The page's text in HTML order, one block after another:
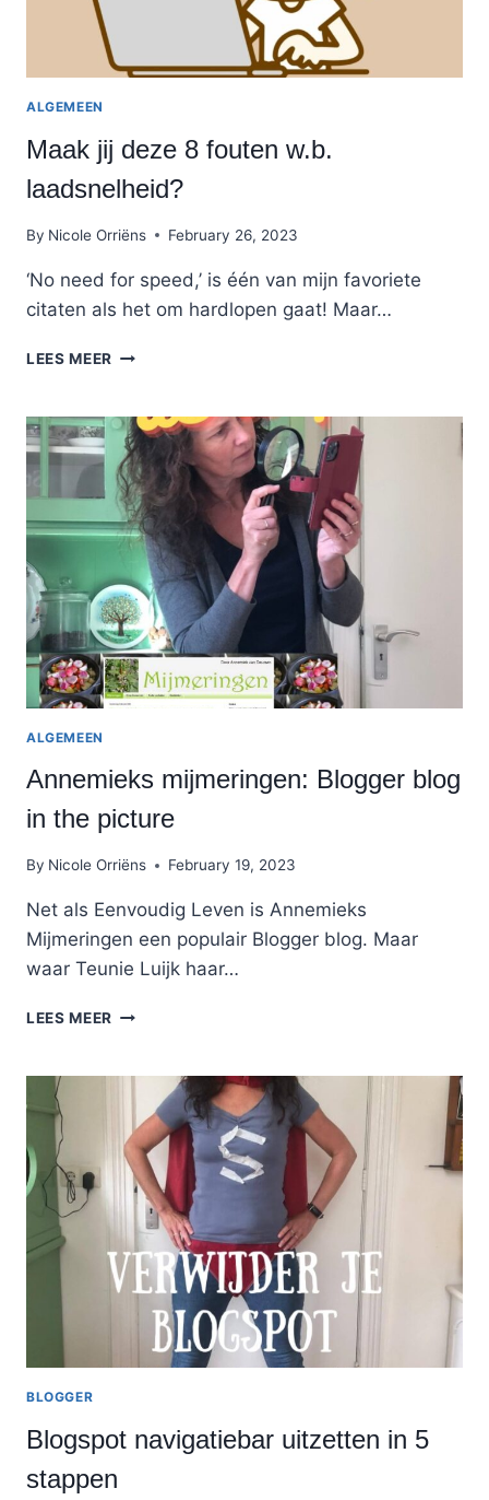
ALGEMEEN
Maak jij deze 8 fouten w.b.
laadsnelheid?
By Nicole Orriëns February 26, 2023
‘No need for speed,’ is één van mijn favoriete
citaten als het om hardlopen gaat! Maar…
LEES MEER MAAK
8
FOUTEN
W.B.
LAADSNELHEID?
ALGEMEEN
Annemieks mijmeringen: Blogger blog
in the picture
By Nicole Orriëns February 19, 2023
Net als Eenvoudig Leven is Annemieks
Mijmeringen een populair Blogger blog. Maar
waar Teunie Luijk haar…
LEES MEER ANNEMIEKS
BLOG
THE
PICTURE
BLOGGER
Blogspot navigatiebar uitzetten in 5
stappen